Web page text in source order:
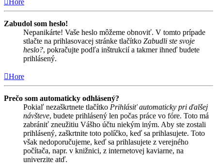
Zabudol som heslo!
Nepanikárte! Vaše heslo môžeme obnoviť. V tomto prípade
stlačte na prihlasovacej stránke tlačítko Zabudli ste svoje
heslo?, pokračujte podľa inštrukcií a takmer ihneď budete
prihlásený.
Hore
Prečo som automaticky odhlásený?
Pokiaľ nezaškrtnete tlačítko Prihlásiť automaticky pri ďalšej
návšteve, budete prihlásený len počas práce vo fóre. Toto má
zabrániť zneužitiu Vášho účtu niekým iným. Aby ste zostali
prihlásený, zaškrtnite toto políčko, keď sa prihlasujete. Toto
však nedoporučujeme, keď sa prihlasujete z verejného
počítača, napr. v knižnici, z internetovej kaviarne, na
univerzite atď.